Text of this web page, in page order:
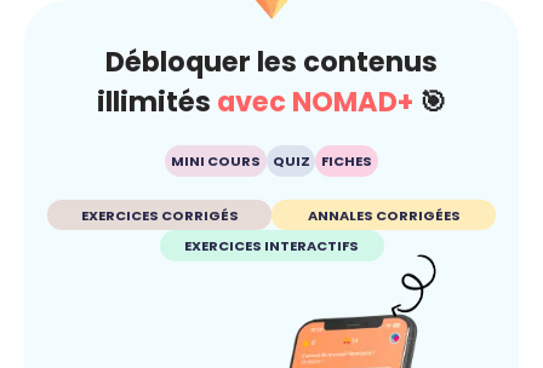
Débloquer les contenus
illimités avec NOMAD+ 🎯
MINI COURS QUIZ FICHES
EXERCICES CORRIGÉS
ANNALES CORRIGÉES
EXERCICES INTERACTIFS